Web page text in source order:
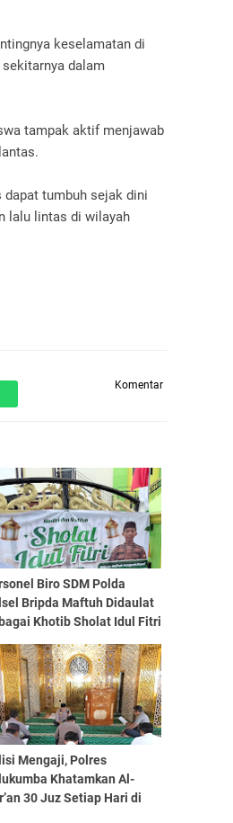
keselamatan di
dalam
tampak aktif menjawab
tumbuh sejak dini
lalu lintas di wilayah
Komentar
Biro SDM Polda
Bripda Maftuh Didaulat
Khotib Sholat Idul Fitri
Mengaji, Polres
Khatamkan Al-
30 Juz Setiap Hari di